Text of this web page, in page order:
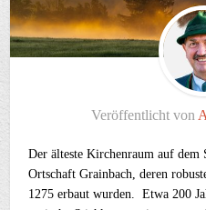
Veröffentlicht von
Der älteste Kirchenraum auf dem
Ortschaft Grainbach, deren
1275 erbaut wurden. Etwa 200